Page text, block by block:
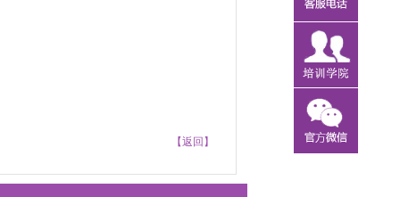
【返回】